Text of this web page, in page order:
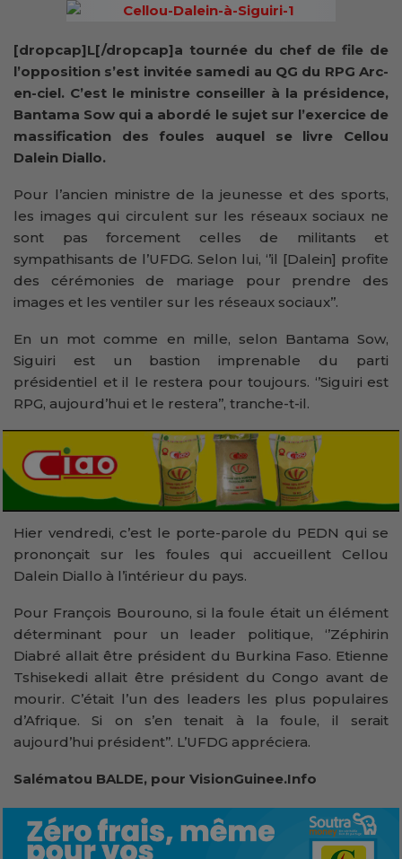
[dropcap]L[/dropcap]a tournée du chef de file de
l’opposition s’est invitée samedi au QG du RPG Arc-
en-ciel. C’est le ministre conseiller à la présidence,
Bantama Sow qui a abordé le sujet sur l’exercice de
massification des foules auquel se livre Cellou
Dalein Diallo.
Pour l’ancien ministre de la jeunesse et des sports,
les images qui circulent sur les réseaux sociaux ne
sont pas forcement celles de militants et
sympathisants de l’UFDG. Selon lui, ‘’il [Dalein] profite
des cérémonies de mariage pour prendre des
images et les ventiler sur les réseaux sociaux’’.
En un mot comme en mille, selon Bantama Sow,
Siguiri est un bastion imprenable du parti
présidentiel et il le restera pour toujours. ‘’Siguiri est
RPG, aujourd’hui et le restera’’, tranche-t-il.
Hier vendredi, c’est le porte-parole du PEDN qui se
prononçait sur les foules qui accueillent Cellou
Dalein Diallo à l’intérieur du pays.
Pour François Bourouno, si la foule était un élément
déterminant pour un leader politique, ‘’Zéphirin
Diabré allait être président du Burkina Faso. Etienne
Tshisekedi allait être président du Congo avant de
mourir. C’était l’un des leaders les plus populaires
d’Afrique. Si on s’en tenait à la foule, il serait
aujourd’hui président’’. L’UFDG appréciera.
Salématou BALDE, pour VisionGuinee.Info